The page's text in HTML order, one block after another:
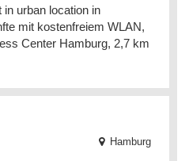
urban location in
mit kostenfreiem WLAN,
Center Hamburg, 2,7 km
Hamburg